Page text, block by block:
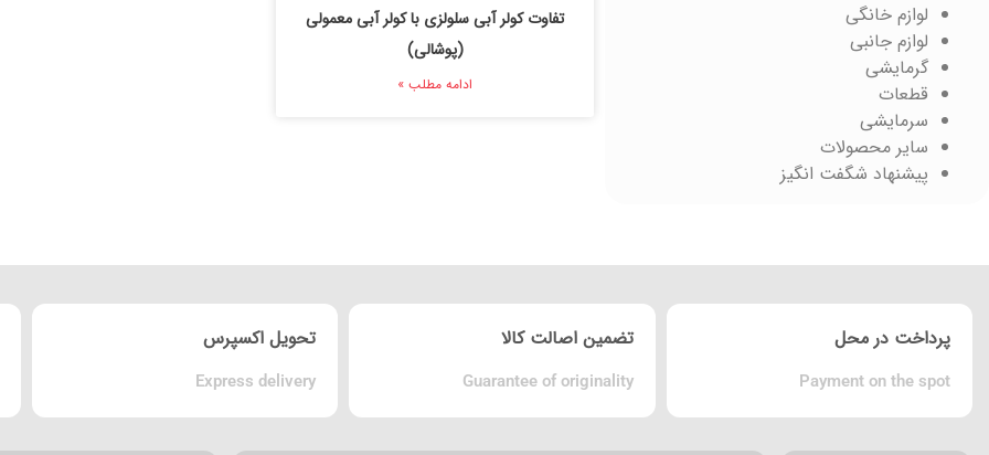
لوازم خانگی
لوازم جانبی
گرمایشی
قطعات
سرمایشی
سایر محصولات
پیشنهاد شگفت انگیز
تفاوت کولر آبی سلولزی با کولر آبی معمولی
(پوشالی)
ادامه مطلب »
پرداخت در محل
Payment on the spot
تضمین اصالت کالا
Guarantee of originality
تحویل اکسپرس
Express delivery